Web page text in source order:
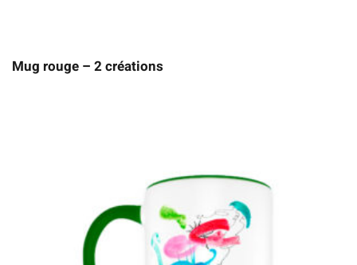
Mug rouge – 2 créations